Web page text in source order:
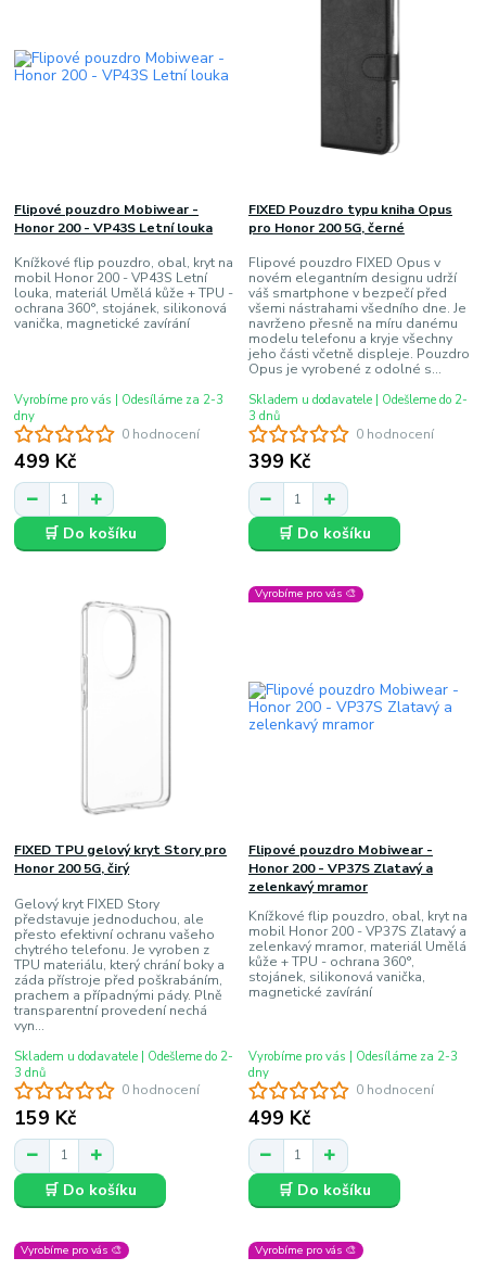
0 hodnocení
Flipové pouzdro Mobiwear -
Honor 200 - VP43S Letní louka
Knížkové flip pouzdro, obal, kryt na
mobil Honor 200 - VP43S Letní
louka, materiál Umělá kůže + TPU -
ochrana 360°, stojánek, silikonová
vanička, magnetické zavírání
499 Kč
Vyrobíme pro vás | Odesíláme za 2-3
dny
🛒 Do košíku
0 hodnocení
FIXED Pouzdro typu kniha Opus
pro Honor 200 5G, černé
Flipové pouzdro FIXED Opus v
novém elegantním designu udrží
váš smartphone v bezpečí před
všemi nástrahami všedního dne. Je
navrženo přesně na míru danému
modelu telefonu a kryje všechny
jeho části včetně displeje. Pouzdro
Opus je vyrobené z odolné s...
399 Kč
Skladem u dodavatele | Odešleme do 2-
3 dnů
🛒 Do košíku
0 hodnocení
FIXED TPU gelový kryt Story pro
Honor 200 5G, čirý
Gelový kryt FIXED Story
představuje jednoduchou, ale
přesto efektivní ochranu vašeho
chytrého telefonu. Je vyroben z
TPU materiálu, který chrání boky a
záda přístroje před poškrabáním,
prachem a případnými pády. Plně
transparentní provedení nechá
vyn...
159 Kč
Skladem u dodavatele | Odešleme do 2-
3 dnů
🛒 Do košíku
Vyrobíme pro vás 🎨
0 hodnocení
Flipové pouzdro Mobiwear -
Honor 200 - VP37S Zlatavý a
zelenkavý mramor
Knížkové flip pouzdro, obal, kryt na
mobil Honor 200 - VP37S Zlatavý a
zelenkavý mramor, materiál Umělá
kůže + TPU - ochrana 360°,
stojánek, silikonová vanička,
magnetické zavírání
499 Kč
Vyrobíme pro vás | Odesíláme za 2-3
dny
🛒 Do košíku
Vyrobíme pro vás 🎨 Vyrobíme pro vás 🎨